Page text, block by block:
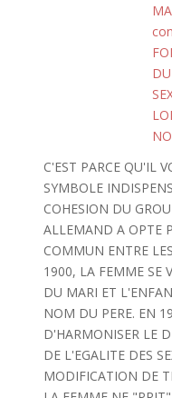
C'EST PARCE QU'IL
SYMBOLE
COHESION DU
ALLEMAND A OPTE
COMMUN ENTRE
1900, LA FEMME SE
DU MARI ET
NOM DU PERE. EN
D'HARMONISER LE
DE L'EGALITE DES
MODIFICATION DE